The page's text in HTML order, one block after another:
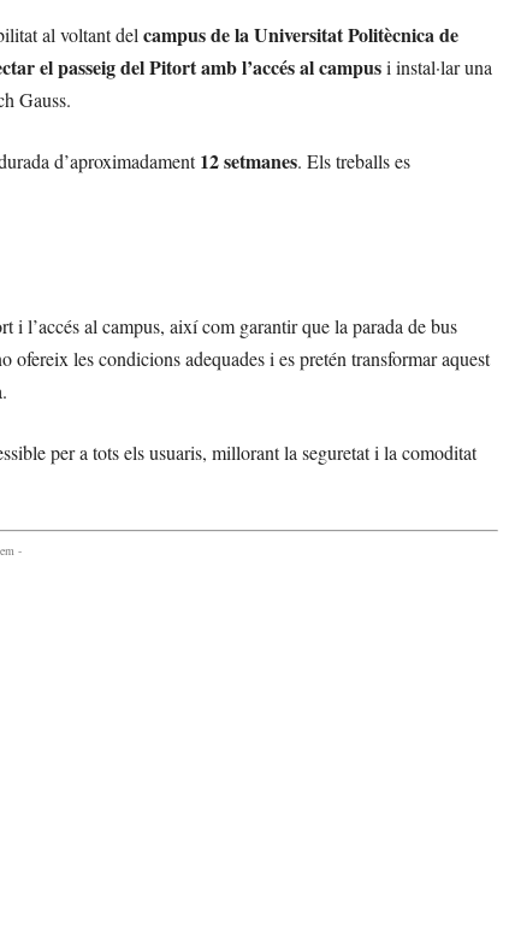
al voltant del campus de la Universitat Politècnica de
el passeig del Pitort amb l’accés al campusi instal·lar una
Gauss.
d’aproximadament12 setmanes. Els treballs es
i l’accés al campus, així com garantir que la parada de bus
les condicions adequades i es pretén transformar aquest
per a tots els usuaris, millorant la seguretat i la comoditat
-